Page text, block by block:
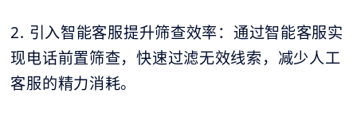
2. 引入智能客服提升筛查效率：通过智能客服实
现电话前置筛查，快速过滤无效线索，减少人工
客服的精力消耗。